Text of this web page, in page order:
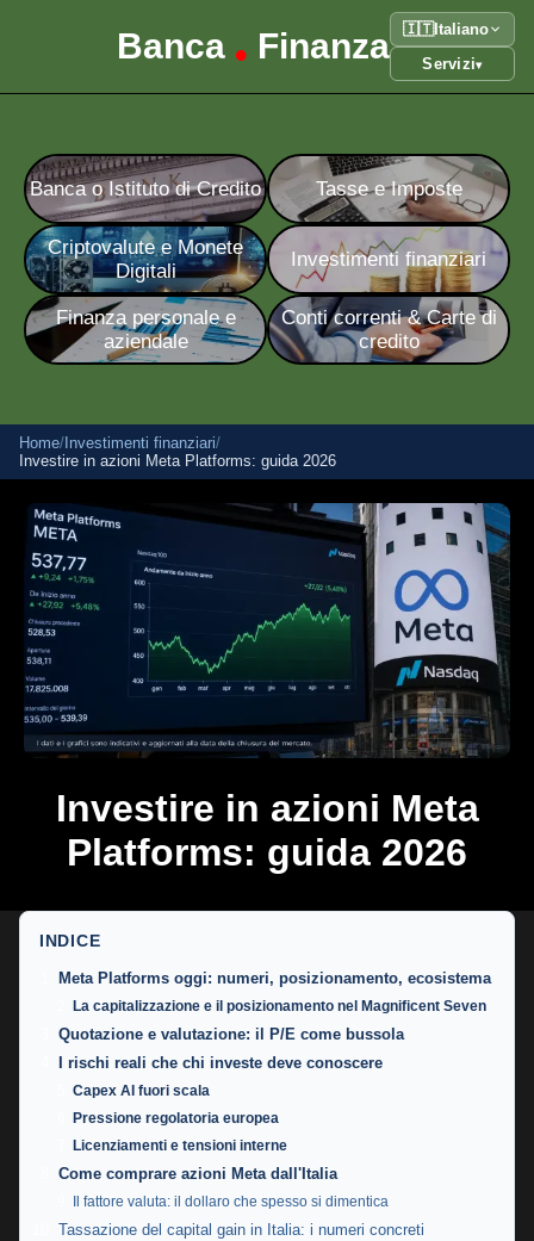
Banca • Finanza 🇮🇹 Italiano
Servizi▾
Banca o Istituto di Credito Tasse e Imposte
Criptovalute e Monete
Digitali
Investimenti finanziari
Finanza personale e
aziendale
Conti correnti & Carte di
credito
Home/ Investimenti finanziari/
Investire in azioni Meta Platforms: guida 2026
Investire in azioni Meta
Platforms: guida 2026
INDICE
Meta Platforms oggi: numeri, posizionamento, ecosistema
La capitalizzazione e il posizionamento nel Magnificent Seven
Quotazione e valutazione: il P/E come bussola
I rischi reali che chi investe deve conoscere
Capex AI fuori scala
Pressione regolatoria europea
Licenziamenti e tensioni interne
Come comprare azioni Meta dall'Italia
Il fattore valuta: il dollaro che spesso si dimentica
Tassazione del capital gain in Italia: i numeri concreti